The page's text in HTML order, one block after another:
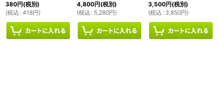
380円(税別)
(税込 : 418円)
4,800円(税別)
(税込 : 5,280円)
3,500円(税別)
(税込 : 3,850円)